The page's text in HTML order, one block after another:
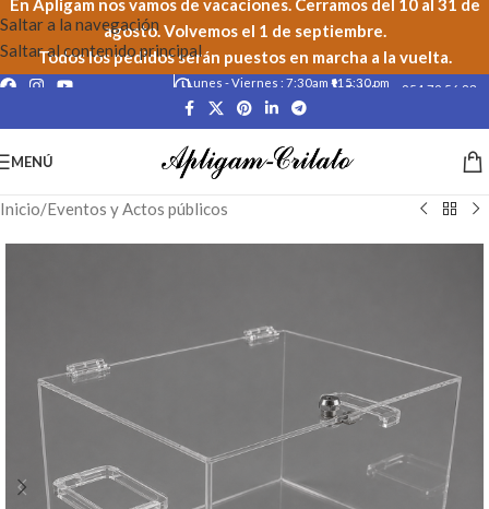
Saltar a la navegación
Saltar al contenido principal
En Apligam nos vamos de vacaciones. Cerramos del 10 al 31 de
agosto. Volvemos el 1 de septiembre.
Todos los pedidos serán puestos en marcha a la vuelta.
Lunes - Viernes : 7:30am - 15:30 pmTeléfono: 954 79 56 23
MENÚ
Inicio/Eventos y Actos públicos